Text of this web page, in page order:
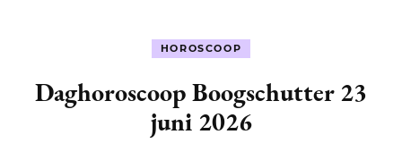
HOROSCOOP
Daghoroscoop Boogschutter 23
juni 2026